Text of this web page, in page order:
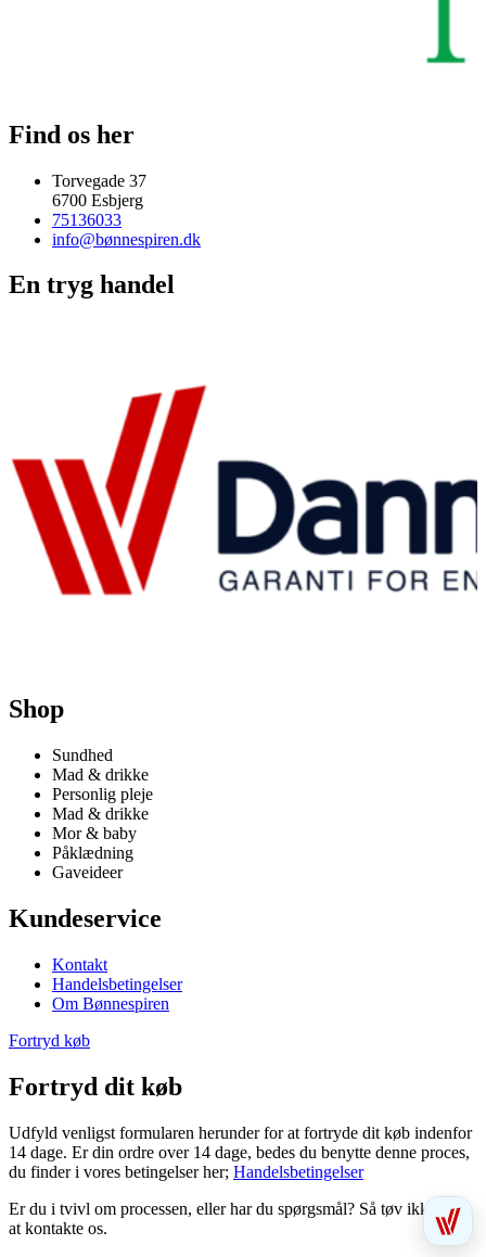
Find os her
Torvegade 37
6700 Esbjerg
75136033
info@bønnespiren.dk
En tryg handel
Shop
Sundhed
Mad & drikke
Personlig pleje
Mad & drikke
Mor & baby
Påklædning
Gaveideer
Kundeservice
Kontakt
Handelsbetingelser
Om Bønnespiren
Fortryd køb
Fortryd dit køb
Udfyld venligst formularen herunder for at fortryde dit køb indenfor
14 dage. Er din ordre over 14 dage, bedes du benytte denne proces,
du finder i vores betingelser her; Handelsbetingelser
Er du i tvivl om processen, eller har du spørgsmål? Så tøv ikke med
at kontakte os.